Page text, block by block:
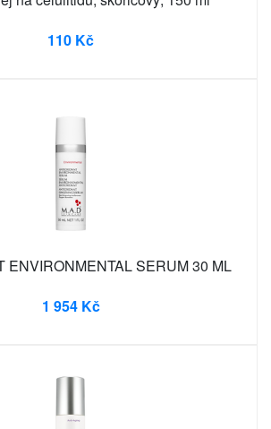
110 Kč
ENVIRONMENTAL SERUM 30 ML
1 954 Kč